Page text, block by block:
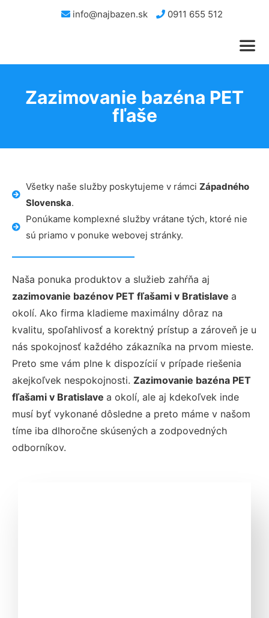
info@najbazen.sk 0911 655 512
Zazimovanie bazéna PET
fľaše
Všetky naše služby poskytujeme v rámci Západného
Slovenska.
Ponúkame komplexné služby vrátane tých, ktoré nie
sú priamo v ponuke webovej stránky.
Naša ponuka produktov a služieb zahŕňa aj
zazimovanie bazénov PET fľašami v Bratislave a
okolí. Ako firma kladieme maximálny dôraz na
kvalitu, spoľahlivosť a korektný prístup a zároveň je u
nás spokojnosť každého zákazníka na prvom mieste.
Preto sme vám plne k dispozícií v prípade riešenia
akejkoľvek nespokojnosti. Zazimovanie bazéna PET
fľašami v Bratislave a okolí, ale aj kdekoľvek inde
musí byť vykonané dôsledne a preto máme v našom
tíme iba dlhoročne skúsených a zodpovedných
odborníkov.